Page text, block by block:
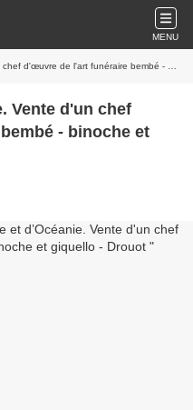
MENU
l'art funéraire bembé - binoche et giquello - Drouot
Vente d'un chef
et